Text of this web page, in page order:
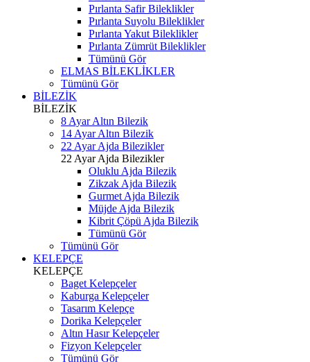
Pırlanta Safir Bileklikler
Pırlanta Suyolu Bileklikler
Pırlanta Yakut Bileklikler
Pırlanta Zümrüt Bileklikler
Tümünü Gör
ELMAS BİLEKLİKLER
Tümünü Gör
BİLEZİK
BİLEZİK
8 Ayar Altın Bilezik
14 Ayar Altın Bilezik
22 Ayar Ajda Bilezikler
22 Ayar Ajda Bilezikler
Oluklu Ajda Bilezik
Zikzak Ajda Bilezik
Gurmet Ajda Bilezik
Müjde Ajda Bilezik
Kibrit Çöpü Ajda Bilezik
Tümünü Gör
Tümünü Gör
KELEPÇE
KELEPÇE
Baget Kelepçeler
Kaburga Kelepçeler
Tasarım Kelepçe
Dorika Kelepçeler
Altın Hasır Kelepçeler
Fizyon Kelepçeler
Tümünü Gör